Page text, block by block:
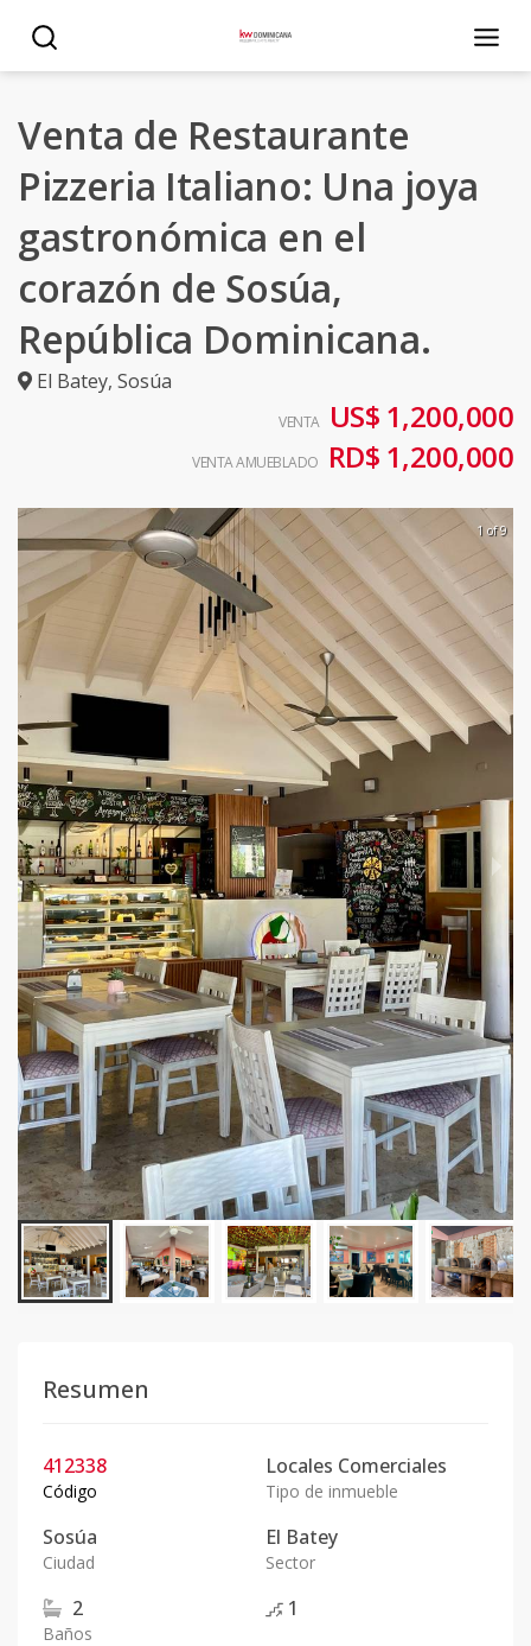
Venta de Restaurante
Pizzeria Italiano: Una joya
gastronómica en el
corazón de Sosúa,
República Dominicana.
El Batey, Sosúa
VENTA US$ 1,200,000
VENTA AMUEBLADO RD$ 1,200,000
1 of 9
Resumen
412338
Código
Locales Comerciales
Tipo de inmueble
Sosúa
Ciudad
El Batey
Sector
2
Baños
1